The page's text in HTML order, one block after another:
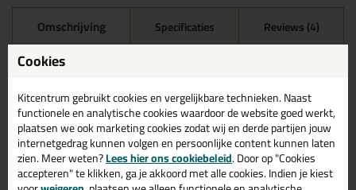
Omschrijving Specificaties Reviews (4)
Ottoseal S110 400ml in
Zwart C04
Zoek je kit in een specifieke kleur? Gevonden! Deze sanitairkit
Ottoseal S110 400ml in de kleur Zwart C04 is te gebruiken voor
verschillende toepassingen. Een duurzame en veelzijdige kit
welke makkelijk te verwerken is. Perfect als je een bijpassende
kleur zoekt met gegarandeerd een topresultaat. Bestel de
Ottoseal S110 400ml in kleur Zwart C04 vandaag nog! Op
Cookies
Kitcentrum gebruikt cookies en vergelijkbare technieken. Naast
functionele en analytische cookies waardoor de website goed werkt,
plaatsen we ook marketing cookies zodat wij en derde partijen jouw
internetgedrag kunnen volgen en persoonlijke content kunnen laten
zien. Meer weten?Lees hier ons cookiebeleid. Door op "Cookies
accepteren" te klikken, ga je akkoord met alle cookies. Indien je kiest